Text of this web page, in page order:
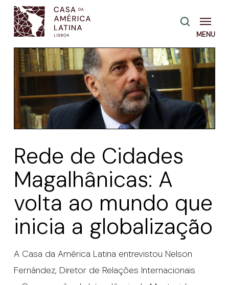
Skip
main
content
pesquisa
Menu
Rede de Cidades
Magalhânicas: A
volta ao mundo que
inicia a globalização
A Casa da América Latina entrevistou Nelson
Fernández, Diretor de Relações Internacionais